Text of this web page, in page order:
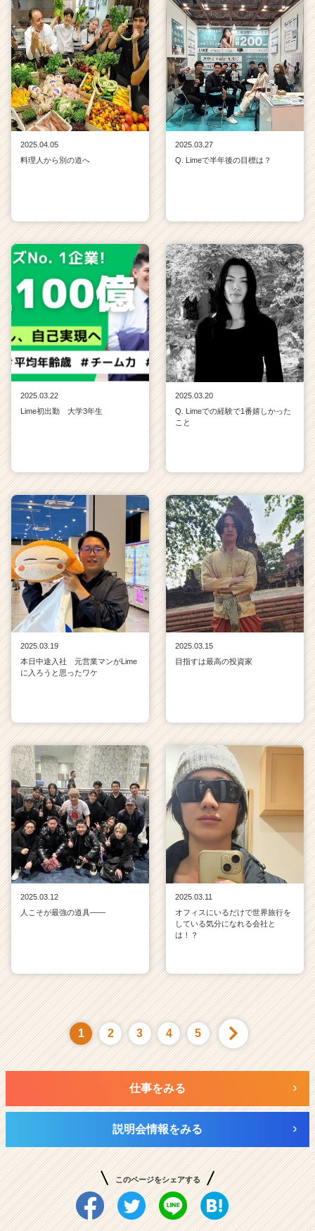
2025.04.05
料理人から別の道へ
2025.03.27
Q. Limeで半年後の目標は？
2025.03.22
Lime初出勤 大学3年生
2025.03.20
Q. Limeでの経験で1番嬉しかった
こと
2025.03.19
本日中途入社 元営業マンがLime
に入ろうと思ったワケ
2025.03.15
目指すは最高の投資家
2025.03.12
人こそが最強の道具——
2025.03.11
オフィスにいるだけで世界旅行を
している気分になれる会社と
は！？
1 2 3 4 5
仕事をみる
説明会情報をみる
このページをシェアする